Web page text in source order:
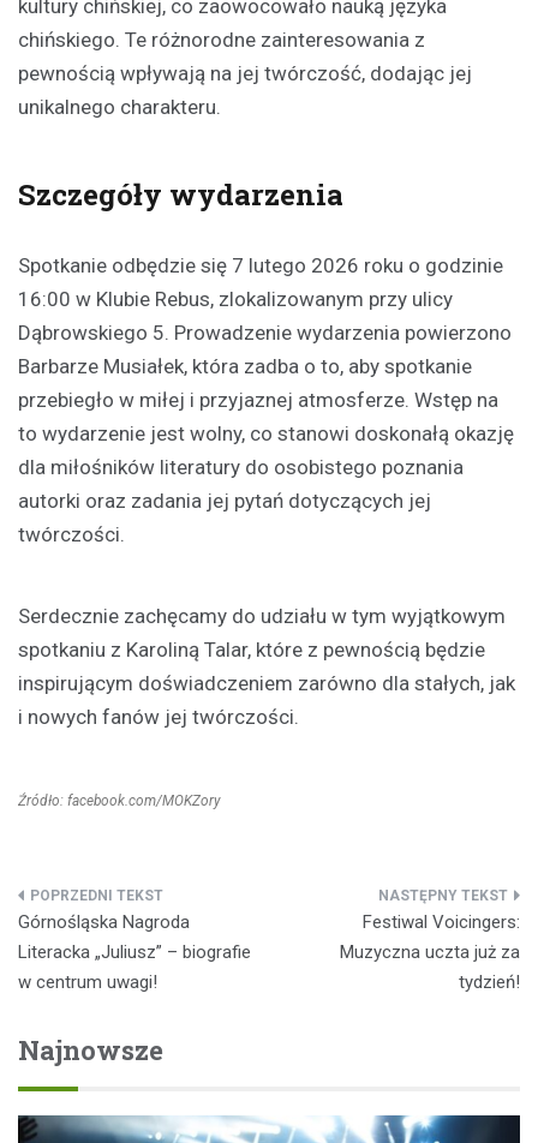
kultury chińskiej, co zaowocowało nauką języka
chińskiego. Te różnorodne zainteresowania z
pewnością wpływają na jej twórczość, dodając jej
unikalnego charakteru.
Szczegóły wydarzenia
Spotkanie odbędzie się 7 lutego 2026 roku o godzinie
16:00 w Klubie Rebus, zlokalizowanym przy ulicy
Dąbrowskiego 5. Prowadzenie wydarzenia powierzono
Barbarze Musiałek, która zadba o to, aby spotkanie
przebiegło w miłej i przyjaznej atmosferze. Wstęp na
to wydarzenie jest wolny, co stanowi doskonałą okazję
dla miłośników literatury do osobistego poznania
autorki oraz zadania jej pytań dotyczących jej
twórczości.
Serdecznie zachęcamy do udziału w tym wyjątkowym
spotkaniu z Karoliną Talar, które z pewnością będzie
inspirującym doświadczeniem zarówno dla stałych, jak
i nowych fanów jej twórczości.
Źródło: facebook.com/MOKZory
Nawigacja
wpisu
Górnośląska Nagroda
Literacka „Juliusz” – biografie
w centrum uwagi!
Festiwal Voicingers:
Muzyczna uczta już za
tydzień!
Najnowsze